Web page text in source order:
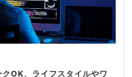
OK、ライフスタイルやワ